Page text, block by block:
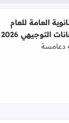
جدول امتحانات التوجيهي 2026
العامة للعام
دعامسة